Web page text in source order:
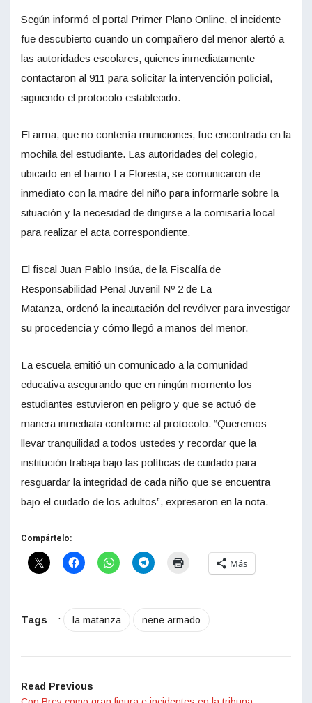
Según informó el portal Primer Plano Online, el incidente
fue descubierto cuando un compañero del menor alertó a
las autoridades escolares, quienes inmediatamente
contactaron al 911 para solicitar la intervención policial,
siguiendo el protocolo establecido.
El arma, que no contenía municiones, fue encontrada en la
mochila del estudiante. Las autoridades del colegio,
ubicado en el barrio La Floresta, se comunicaron de
inmediato con la madre del niño para informarle sobre la
situación y la necesidad de dirigirse a la comisaría local
para realizar el acta correspondiente.
El fiscal Juan Pablo Insúa, de la Fiscalía de
Responsabilidad Penal Juvenil Nº 2 de La
Matanza, ordenó la incautación del revólver para investigar
su procedencia y cómo llegó a manos del menor.
La escuela emitió un comunicado a la comunidad
educativa asegurando que en ningún momento los
estudiantes estuvieron en peligro y que se actuó de
manera inmediata conforme al protocolo. “Queremos
llevar tranquilidad a todos ustedes y recordar que la
institución trabaja bajo las políticas de cuidado para
resguardar la integridad de cada niño que se encuentra
bajo el cuidado de los adultos”, expresaron en la nota.
Compártelo:
Más
Tags : la matanza nene armado
Read Previous